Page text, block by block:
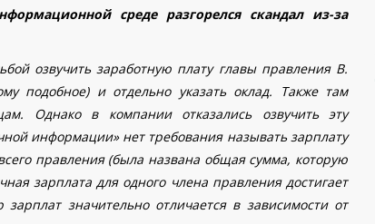
среде разгорелся скандал из-за
озвучить заработную плату главы правления В.
подобное) и отдельно указать оклад. Также там
Однако в компании отказались озвучить эту
информации» нет требования называть зарплату
правления (была названа общая сумма, которую
зарплата для одного члена правления достигает
значительно отличается в зависимости от